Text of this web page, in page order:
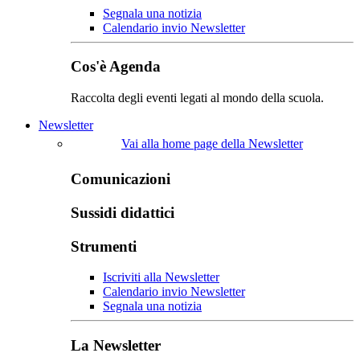
Segnala una notizia
Calendario invio Newsletter
Cos'è Agenda
Raccolta degli eventi legati al mondo della scuola.
Newsletter
Vai alla home page della Newsletter
Comunicazioni
Sussidi didattici
Strumenti
Iscriviti alla Newsletter
Calendario invio Newsletter
Segnala una notizia
La Newsletter